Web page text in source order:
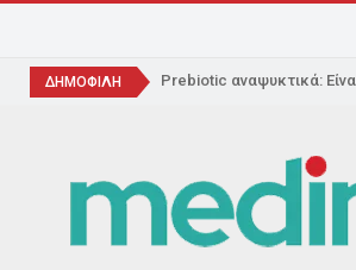
ΔΗΜΟΦΙΛΗ Prebiotic αναψυκτικά: